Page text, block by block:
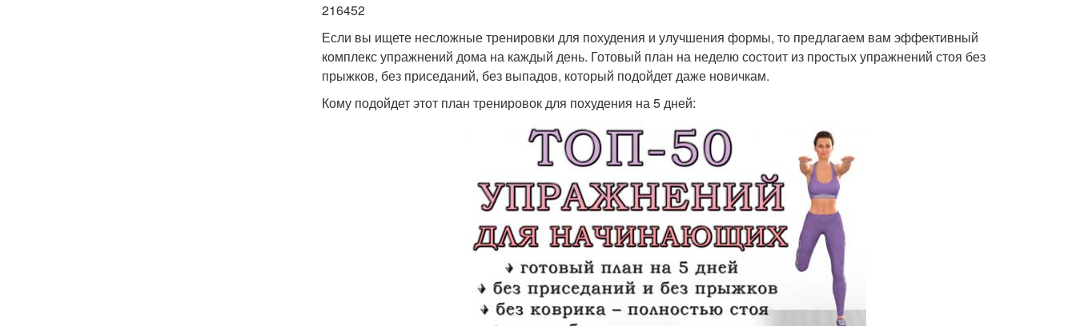
216452
Если вы ищете несложные тренировки для похудения и улучшения формы, то предлагаем вам эффективный
комплекс упражнений дома на каждый день. Готовый план на неделю состоит из простых упражнений стоя без
прыжков, без приседаний, без выпадов, который подойдет даже новичкам.
Кому подойдет этот план тренировок для похудения на 5 дней: